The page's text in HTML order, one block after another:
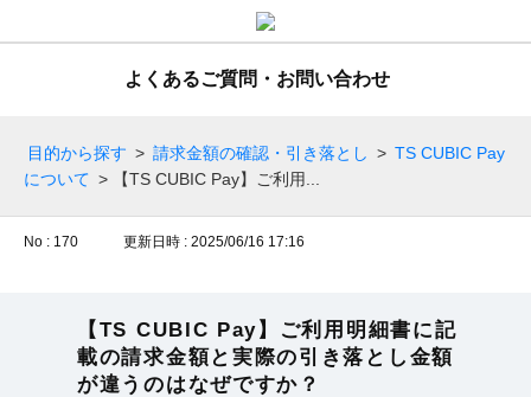
よくあるご質問・お問い合わせ
目的から探す > 請求金額の確認・引き落とし > TS CUBIC Pay
について > 【TS CUBIC Pay】ご利用...
No : 170 更新日時 : 2025/06/16 17:16
【TS CUBIC Pay】ご利用明細書に記
載の請求金額と実際の引き落とし金額
が違うのはなぜですか？